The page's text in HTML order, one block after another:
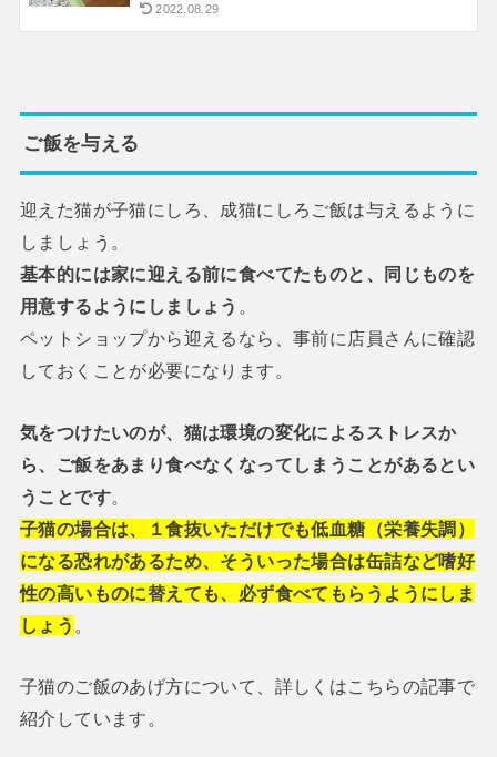
2022.08.29
ご飯を与える
迎えた猫が子猫にしろ、成猫にしろご飯は与えるように
しましょう。
基本的には家に迎える前に食べてたものと、同じものを
用意するようにしましょう 。
ペットショップから迎えるなら、事前に店員さんに確認
しておくことが必要になります。
気をつけたいのが、猫は環境の変化によるストレスか
ら、ご飯をあまり食べなくなってしまうことがあるとい
うことです。
子猫の場合は、１食抜いただけでも低血糖（栄養失調）
になる恐れがあるため、そういった場合は缶詰など嗜好
性の高いものに替えても、必ず食べてもらうようにしま
しょう 。
子猫のご飯のあげ方について、詳しくはこちらの記事で
紹介しています。